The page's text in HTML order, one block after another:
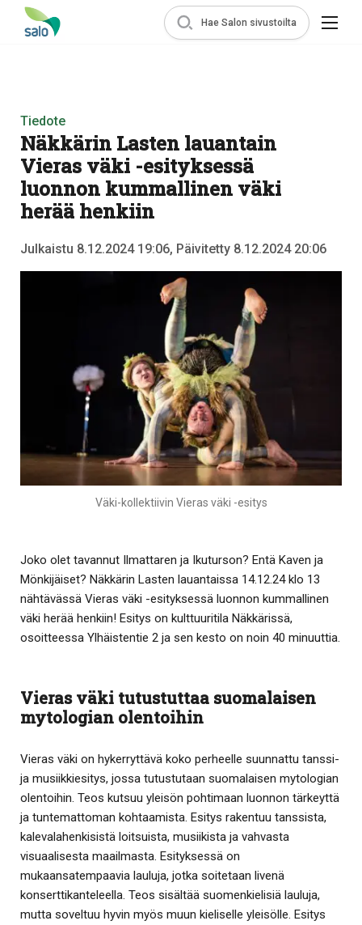
Hae Salon sivustoilta
Tiedote
Näkkärin Lasten lauantain
Vieras väki -esityksessä
luonnon kummallinen väki
herää henkiin
Julkaistu 8.12.2024 19:06, Päivitetty 8.12.2024 20:06
Väki-kollektiivin Vieras väki -esitys
Joko olet tavannut Ilmattaren ja Ikuturson? Entä Kaven ja
Mönkijäiset? Näkkärin Lasten lauantaissa 14.12.24 klo 13
nähtävässä Vieras väki -esityksessä luonnon kummallinen
väki herää henkiin! Esitys on kulttuuritila Näkkärissä,
osoitteessa Ylhäistentie 2 ja sen kesto on noin 40 minuuttia.
Vieras väki tutustuttaa suomalaisen
mytologian olentoihin
Vieras väki on hykerryttävä koko perheelle suunnattu tanssi-
ja musiikkiesitys, jossa tutustutaan suomalaisen mytologian
olentoihin. Teos kutsuu yleisön pohtimaan luonnon tärkeyttä
ja tuntemattoman kohtaamista. Esitys rakentuu tanssista,
kalevalahenkisistä loitsuista, musiikista ja vahvasta
visuaalisesta maailmasta. Esityksessä on
mukaansatempaavia lauluja, jotka soitetaan livenä
konserttikanteleella. Teos sisältää suomenkielisiä lauluja,
mutta soveltuu hyvin myös muun kieliselle yleisölle. Esitys